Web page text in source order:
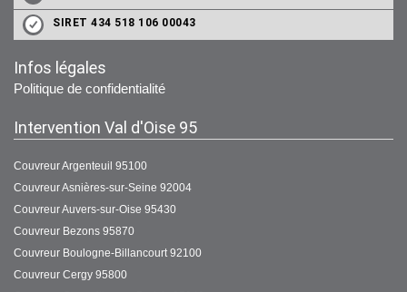
SIRET 434 518 106 00043
Infos légales
Politique de confidentialité
Intervention Val d'Oise 95
Couvreur Argenteuil 95100
Couvreur Asnières-sur-Seine 92004
Couvreur Auvers-sur-Oise 95430
Couvreur Bezons 95870
Couvreur Boulogne-Billancourt 92100
Couvreur Cergy 95800